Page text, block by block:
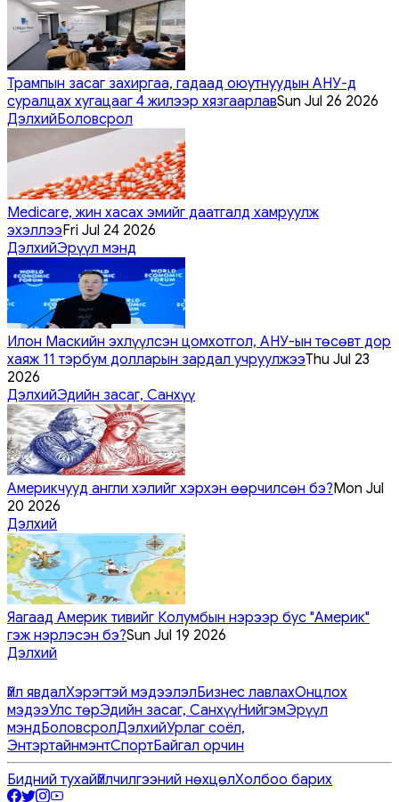
Трампын засаг захиргаа, гадаад оюутнуудын АНУ-д
суралцах хугацааг 4 жилээр хязгаарлавSun Jul 26 2026
ДэлхийБоловсрол
Medicare, жин хасах эмийг даатгалд хамруулж
эхэллээFri Jul 24 2026
ДэлхийЭрүүл мэнд
Илон Маскийн эхлүүлсэн цомхотгол, АНУ-ын төсөвт дор
хаяж 11 тэрбум долларын зардал учруулжээThu Jul 23
2026
ДэлхийЭдийн засаг, Санхүү
Америкчууд англи хэлийг хэрхэн өөрчилсөн бэ?Mon Jul
20 2026
Дэлхий
Яагаад Америк тивийг Колумбын нэрээр бус "Америк"
гэж нэрлэсэн бэ?Sun Jul 19 2026
Дэлхий
Үйл явдалХэрэгтэй мэдээлэлБизнес лавлахОнцлох
мэдээУлс төрЭдийн засаг, СанхүүНийгэмЭрүүл
мэндБоловсролДэлхийУрлаг соёл,
ЭнтэртайнмэнтСпортБайгал орчин
Бидний тухайҮйлчилгээний нөхцөлХолбоо барих